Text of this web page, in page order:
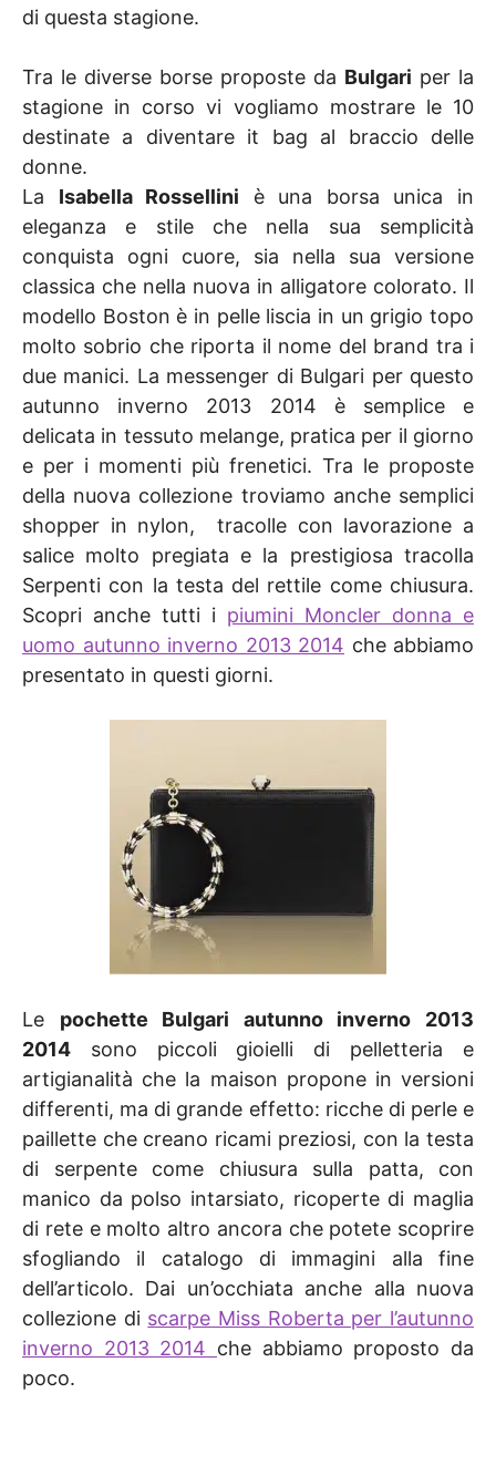
di questa stagione.
Tra le diverse borse proposte da Bulgari per la
stagione in corso vi vogliamo mostrare le 10
destinate a diventare it bag al braccio delle
donne.
La Isabella Rossellini è una borsa unica in
eleganza e stile che nella sua semplicità
conquista ogni cuore, sia nella sua versione
classica che nella nuova in alligatore colorato. Il
modello Boston è in pelle liscia in un grigio topo
molto sobrio che riporta il nome del brand tra i
due manici. La messenger di Bulgari per questo
autunno inverno 2013 2014 è semplice e
delicata in tessuto melange, pratica per il giorno
e per i momenti più frenetici. Tra le proposte
della nuova collezione troviamo anche semplici
shopper in nylon, tracolle con lavorazione a
salice molto pregiata e la prestigiosa tracolla
Serpenti con la testa del rettile come chiusura.
Scopri anche tutti i piumini Moncler donna e
uomo autunno inverno 2013 2014 che abbiamo
presentato in questi giorni.
Le pochette Bulgari autunno inverno 2013
2014 sono piccoli gioielli di pelletteria e
artigianalità che la maison propone in versioni
differenti, ma di grande effetto: ricche di perle e
paillette che creano ricami preziosi, con la testa
di serpente come chiusura sulla patta, con
manico da polso intarsiato, ricoperte di maglia
di rete e molto altro ancora che potete scoprire
sfogliando il catalogo di immagini alla fine
dell’articolo. Dai un’occhiata anche alla nuova
collezione di scarpe Miss Roberta per l’autunno
inverno 2013 2014 che abbiamo proposto da
poco.